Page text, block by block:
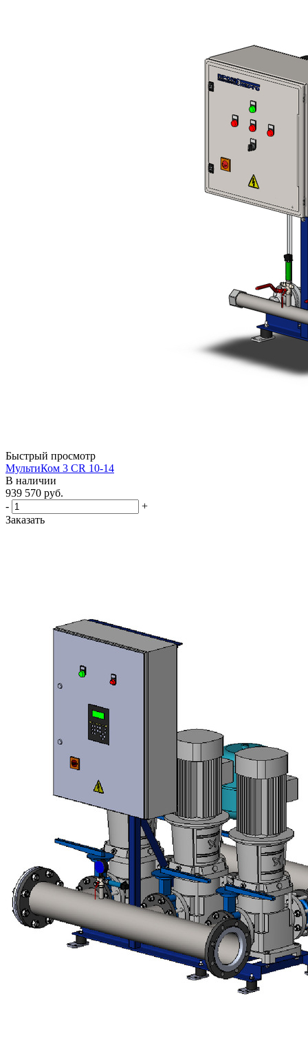
Быстрый просмотр
МультиКом 3 CR 10-14
В наличии
939 570 руб.
-
+
Заказать